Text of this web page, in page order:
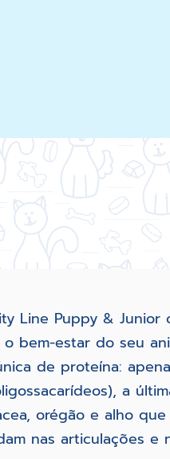
Line Puppy &
bem-estar do seu
de proteína:
a
orégão e alho
nas articulações e